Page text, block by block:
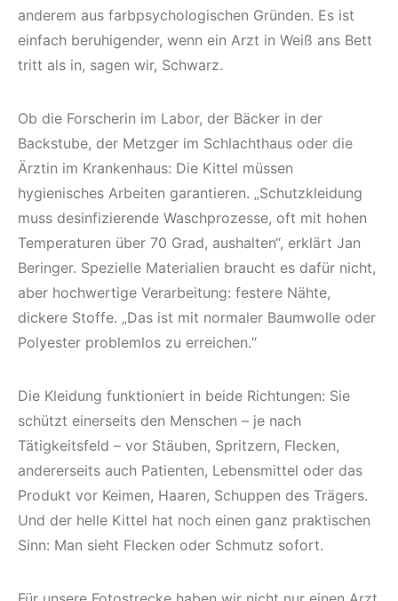
anderem aus farbpsychologischen Gründen. Es ist
einfach beruhigender, wenn ein Arzt in Weiß ans Bett
tritt als in, sagen wir, Schwarz.
Ob die Forscherin im Labor, der Bäcker in der
Backstube, der Metzger im Schlachthaus oder die
Ärztin im Krankenhaus: Die Kittel müssen
hygienisches Arbeiten garantieren. „Schutzkleidung
muss desinfizierende Waschprozesse, oft mit hohen
Temperaturen über 70 Grad, aushalten“, erklärt Jan
Beringer. Spezielle Materialien braucht es dafür nicht,
aber hochwertige Verarbeitung: festere Nähte,
dickere Stoffe. „Das ist mit normaler Baumwolle oder
Polyester problemlos zu erreichen.“
Die Kleidung funktioniert in beide Richtungen: Sie
schützt einerseits den Menschen – je nach
Tätigkeitsfeld – vor Stäuben, Spritzern, Flecken,
andererseits auch Patienten, Lebens­mittel oder das
Produkt vor Keimen, Haaren, Schuppen des Trägers.
Und der helle Kittel hat noch einen ganz praktischen
Sinn: Man sieht Flecken oder Schmutz sofort.